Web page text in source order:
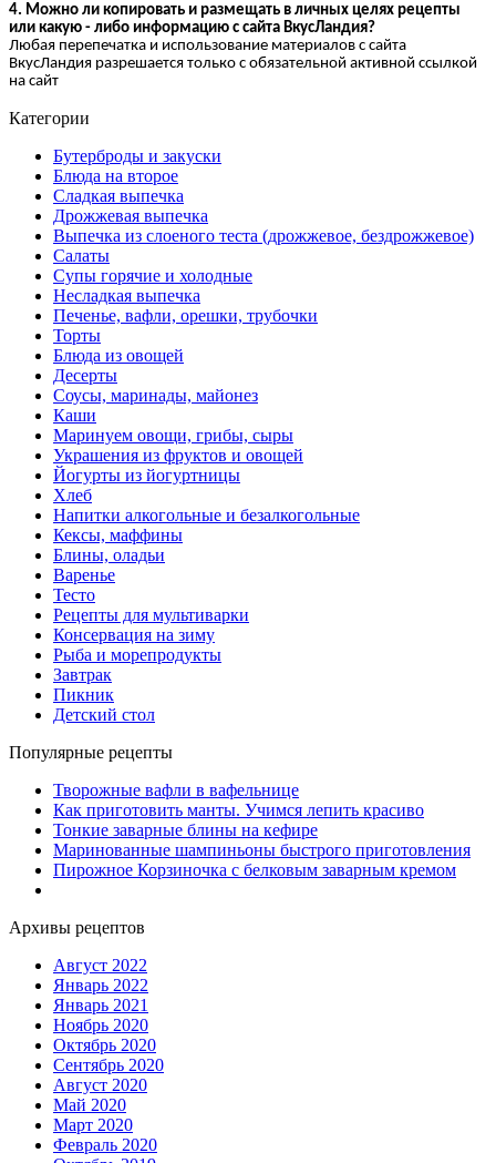
4. Можно ли копировать и размещать в личных целях рецепты
или какую - либо информацию с сайта ВкусЛандия?
Любая перепечатка и использование материалов с сайта
ВкусЛандия разрешается только с обязательной активной ссылкой
на сайт
Категории
Бутерброды и закуски
Блюда на второе
Сладкая выпечка
Дрожжевая выпечка
Выпечка из слоеного теста (дрожжевое, бездрожжевое)
Салаты
Супы горячие и холодные
Несладкая выпечка
Печенье, вафли, орешки, трубочки
Торты
Блюда из овощей
Десерты
Соусы, маринады, майонез
Каши
Маринуем овощи, грибы, сыры
Украшения из фруктов и овощей
Йогурты из йогуртницы
Хлеб
Напитки алкогольные и безалкогольные
Кексы, маффины
Блины, оладьи
Варенье
Тесто
Рецепты для мультиварки
Консервация на зиму
Рыба и морепродукты
Завтрак
Пикник
Детский стол
Популярные рецепты
Творожные вафли в вафельнице
Как приготовить манты. Учимся лепить красиво
Тонкие заварные блины на кефире
Маринованные шампиньоны быстрого приготовления
Пирожное Корзиночка с белковым заварным кремом
Архивы рецептов
Август 2022
Январь 2022
Январь 2021
Ноябрь 2020
Октябрь 2020
Сентябрь 2020
Август 2020
Май 2020
Март 2020
Февраль 2020